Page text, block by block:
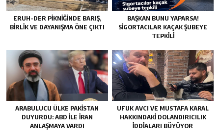
ERUH-DER PIKNIĞINDE BARIŞ,
BIRLIK VE DAYANIŞMA ÖNE ÇIKTI
BAŞKAN BUNU YAPARSA!
SIGORTACILAR KAÇAK ŞUBEYE
TEPKILI
ARABULUCU ÜLKE PAKISTAN
DUYURDU: ABD ILE İRAN
ANLAŞMAYA VARDI
UFUK AVCI VE MUSTAFA KARAL
HAKKINDAKI DOLANDIRICILIK
İDDIALARI BÜYÜYOR